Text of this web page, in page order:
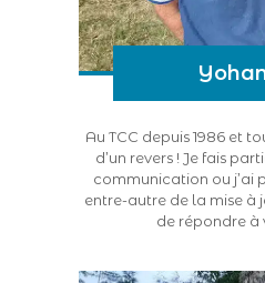
Au TCC depuis 1986 et
d’un revers ! Je fais
communication ou j’ai
entre-autre de la mise à
de répondre à